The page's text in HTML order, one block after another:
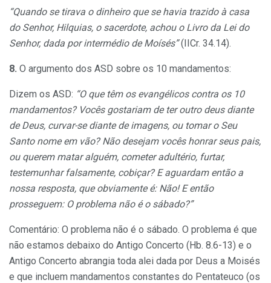
“Quando se tirava o dinheiro que se havia trazido à casa
do Senhor, Hilquias, o sacerdote, achou o Livro da Lei do
Senhor, dada por intermédio de Moísés”(IICr. 34.14).
8. O argumento dos ASD sobre os 10 mandamentos:
Dizem os ASD: “O que têm os evangélicos contra os 10
mandamentos? Vocês gostariam de ter outro deus diante
de Deus, curvar-se diante de imagens, ou tomar o Seu
Santo nome em vão? Não desejam vocês honrar seus pais,
ou querem matar alguém, cometer adultério, furtar,
testemunhar falsamente, cobiçar? E aguardam então a
nossa resposta, que obviamente é: Não! E então
prosseguem: O problema não é o sábado?”
Comentário: O problema não é o sábado. O problema é que
não estamos debaixo do Antigo Concerto (Hb. 8.6-13) e o
Antigo Concerto abrangia toda alei dada por Deus a Moisés
e que incluem mandamentos constantes do Pentateuco (os